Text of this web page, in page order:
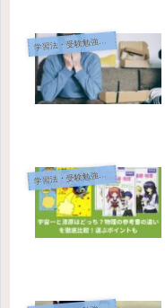
学習法・受験勉強テクニック
学習法・受験勉強テクニック